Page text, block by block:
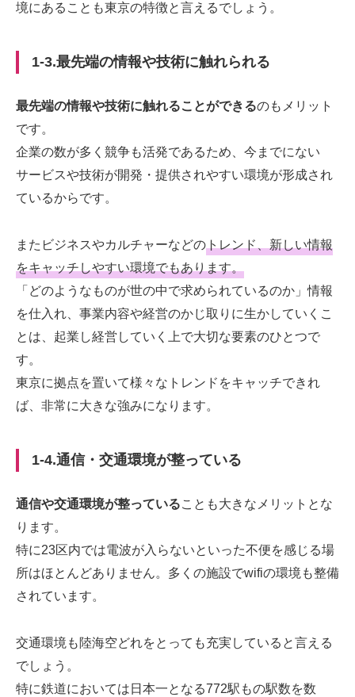
境にあることも東京の特徴と言えるでしょう。
1-3.最先端の情報や技術に触れられる
最先端の情報や技術に触れることができるのもメリット
です。
企業の数が多く競争も活発であるため、 今までにない
サービスや技術が開発・提供されやすい環境が形成され
ているからです。
またビジネスやカルチャーなどの トレンド、新しい情報
をキャッチしやすい環境でもあります。
「どのようなものが世の中で求められているのか」情報
を仕入れ、事業内容や経営のかじ取りに生かしていくこ
とは、起業し経営していく上で大切な要素のひとつで
す。
東京に拠点を置いて様々なトレンドをキャッチできれ
ば、非常に大きな強みになります。
1-4.通信・交通環境が整っている
通信や交通環境が整っていることも大きなメリットとな
ります。
特に23区内では電波が入らないといった不便を感じる場
所はほとんどありません。多くの施設でwifiの環境も整備
されています。
交通環境も陸海空どれをとっても充実していると言える
でしょう。
特に鉄道においては日本一となる772駅もの駅数を数